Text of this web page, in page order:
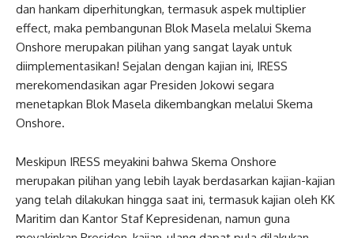
dan hankam diperhitungkan, termasuk aspek multiplier
effect, maka pembangunan Blok Masela melalui Skema
Onshore merupakan pilihan yang sangat layak untuk
diimplementasikan! Sejalan dengan kajian ini, IRESS
merekomendasikan agar Presiden Jokowi segara
menetapkan Blok Masela dikembangkan melalui Skema
Onshore.
Meskipun IRESS meyakini bahwa Skema Onshore
merupakan pilihan yang lebih layak berdasarkan kajian-kajian
yang telah dilakukan hingga saat ini, termasuk kajian oleh KK
Maritim dan Kantor Staf Kepresidenan, namun guna